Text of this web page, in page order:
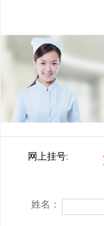
网上挂号:
姓名：